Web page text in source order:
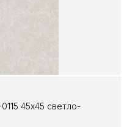
45x45 светло-